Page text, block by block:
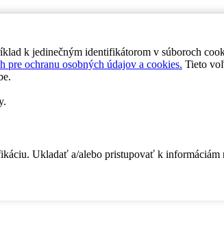
k jedinečným identifikátorom v súboroch
pre ochranu osobných údajov a cookies. Tieto
Ukladať a/alebo pristupovať k informáciám